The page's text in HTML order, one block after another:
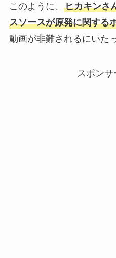
このように、 ヒカキンさ
スソースが原発に関する
動画が非難されるにいた
スポンサ